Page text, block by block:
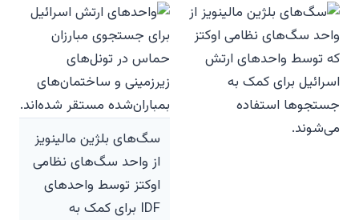
سگ‌های بلژین مالینویز
از واحد سگ‌های نظامی
اوکتز توسط واحدهای
IDF برای کمک به